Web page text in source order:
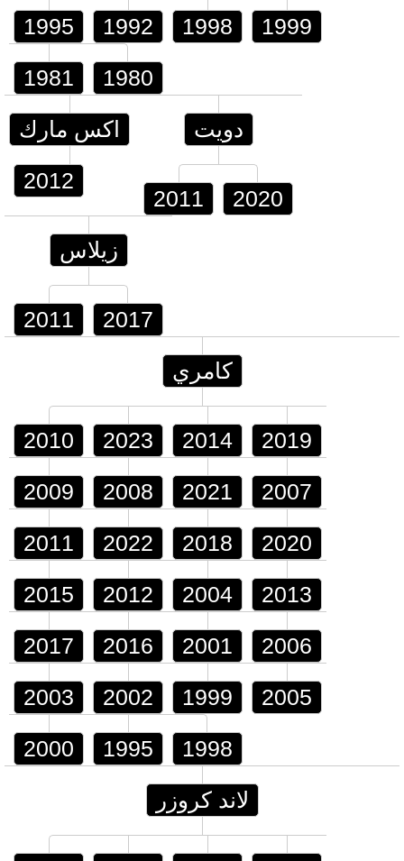
1995 1992 1998 1999
1981 1980
اكس مارك
2012
دويت
2011 2020
زيلاس
2011 2017
كامري
2010 2023 2014 2019
2009 2008 2021 2007
2011 2022 2018 2020
2015 2012 2004 2013
2017 2016 2001 2006
2003 2002 1999 2005
2000 1995 1998
لاند كروزر